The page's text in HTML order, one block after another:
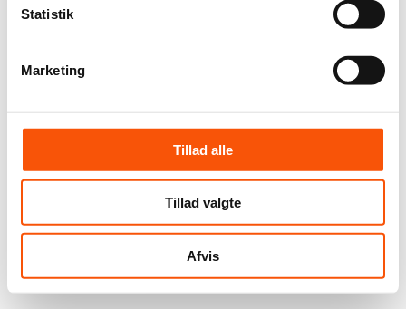
Statistik
Marketing
Tillad alle
Tillad valgte
Afvis